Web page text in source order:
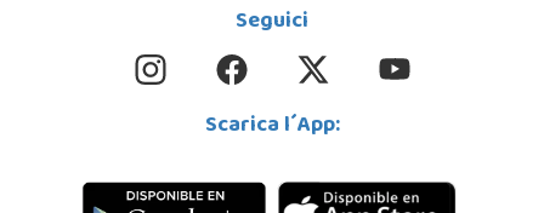
Seguici
Scarica l´App: